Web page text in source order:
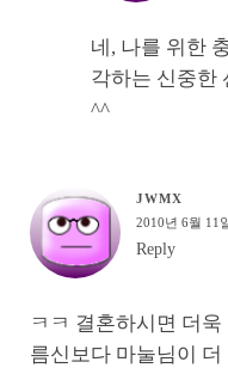
네, 나를 위한
각하는 신중한
^^
JWMX
2010년 6월 11
Reply
ㅋㅋ 결혼하시면 더
름신보다 마눌님이 더